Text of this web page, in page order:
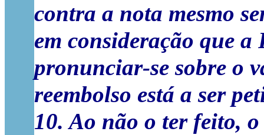
contra a nota mesmo
em consideração que a
pronunciar-se sobre o
reembolso está a ser
10. Ao não o ter feito,